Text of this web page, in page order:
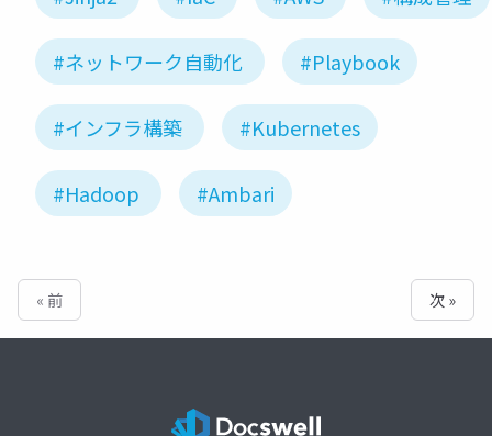
#ネットワーク自動化 #Playbook
#インフラ構築 #Kubernetes
#Hadoop #Ambari
« 前 次 »